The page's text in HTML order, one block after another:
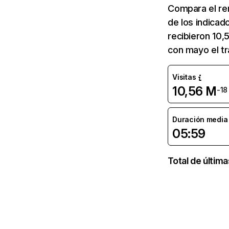
Compara el
de los
recibieron
con mayo el
Visitas
10,56 M-
Duración
05:59
Total de